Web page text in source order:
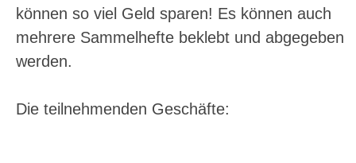
können so viel Geld sparen! Es können auch
mehrere Sammelhefte beklebt und abgegeben
werden.
Die teilnehmenden Geschäfte: